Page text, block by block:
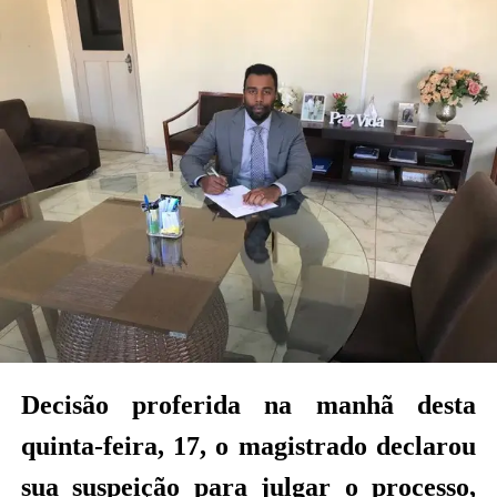
pede suspensão do
concurso público
Em decisão desta sexta-feira, 18, a magistrada repetiu
a decisão do colega juiz e, nos mesmos e exatos
termos, declarou-se suspeita para julgar a causa, e
determinou a remessa dos autos para o próximo
substituto legal, na linha de substituição,
possivelmente a magistrada Dra Ana Paula Saboya
Lima ou Dr Marcos Rafael Maciel de Souza
(magistrados da Comarca de Feijó).
Decisão proferida na manhã desta
quinta-feira, 17, o magistrado declarou
sua suspeição para julgar o processo,